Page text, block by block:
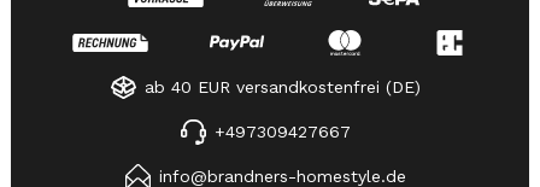
ab 40 EUR versandkostenfrei (DE)
+497309427667
info@brandners-homestyle.de